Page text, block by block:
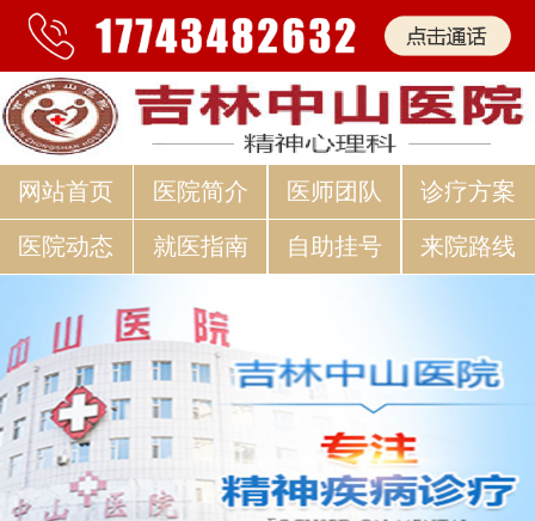
网站首页 医院简介 医师团队 诊疗方案
医院动态 就医指南 自助挂号 来院路线